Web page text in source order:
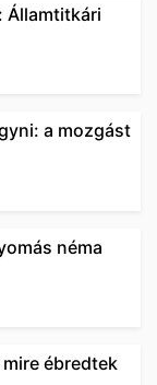
Államtitkári
a mozgást
néma
ébredtek